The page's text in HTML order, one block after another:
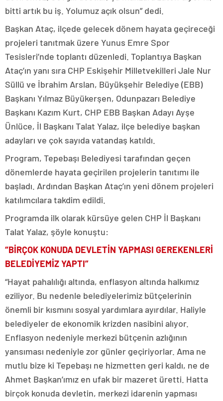
bitti artık bu iş. Yolumuz açık olsun” dedi.
Başkan Ataç, ilçede gelecek dönem hayata geçireceği
projeleri tanıtmak üzere Yunus Emre Spor
Tesisleri’nde toplantı düzenledi. Toplantıya Başkan
Ataç’ın yanı sıra CHP Eskişehir Milletvekilleri Jale Nur
Süllü ve İbrahim Arslan, Büyükşehir Belediye (EBB)
Başkanı Yılmaz Büyükerşen, Odunpazarı Belediye
Başkanı Kazım Kurt, CHP EBB Başkan Adayı Ayşe
Ünlüce, İl Başkanı Talat Yalaz, ilçe belediye başkan
adayları ve çok sayıda vatandaş katıldı.
Program, Tepebaşı Belediyesi tarafından geçen
dönemlerde hayata geçirilen projelerin tanıtımı ile
başladı. Ardından Başkan Ataç’ın yeni dönem projeleri
katılımcılara takdim edildi.
Programda ilk olarak kürsüye gelen CHP İl Başkanı
Talat Yalaz, şöyle konuştu:
“BİRÇOK KONUDA DEVLETİN YAPMASI GEREKENLERİ
BELEDİYEMİZ YAPTI”
“Hayat pahalılığı altında, enflasyon altında halkımız
eziliyor. Bu nedenle belediyelerimiz bütçelerinin
önemli bir kısmını sosyal yardımlara ayırdılar. Haliyle
belediyeler de ekonomik krizden nasibini alıyor.
Enflasyon nedeniyle merkezi bütçenin azlığının
yansıması nedeniyle zor günler geçiriyorlar. Ama ne
mutlu bize ki Tepebaşı ne hizmetten geri kaldı, ne de
Ahmet Başkan’ımız en ufak bir mazeret üretti. Hatta
birçok konuda devletin, merkezi idarenin yapması